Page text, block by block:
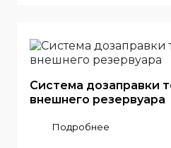
Система дозаправки
внешнего резервуара
Подробнее